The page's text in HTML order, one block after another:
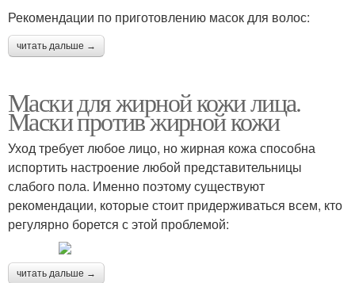
Рекомендации по приготовлению масок для волос:
читать дальше →
Маски для жирной кожи лица.
Маски против жирной кожи
Уход требует любое лицо, но жирная кожа способна
испортить настроение любой представительницы
слабого пола. Именно поэтому существуют
рекомендации, которые стоит придерживаться всем, кто
регулярно борется с этой проблемой:
читать дальше →